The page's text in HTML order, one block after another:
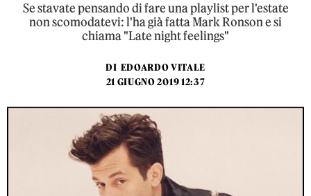
Se stavate pensando di fare una playlist per l'estate
non scomodatevi: l'ha già fatta Mark Ronson e si
chiama "Late night feelings"
DI EDOARDO VITALE
21 GIUGNO 2019 12:37